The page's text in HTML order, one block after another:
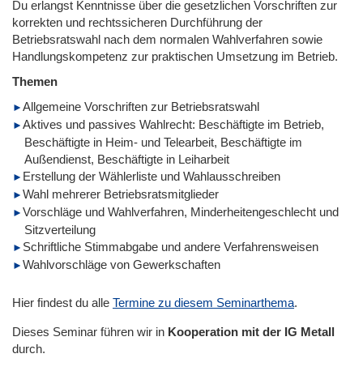
Du erlangst Kenntnisse über die gesetzlichen Vorschriften zur
korrekten und rechtssicheren Durchführung der
Betriebsratswahl nach dem normalen Wahlverfahren sowie
Handlungskompetenz zur praktischen Umsetzung im Betrieb.
Themen
Allgemeine Vorschriften zur Betriebsratswahl
Aktives und passives Wahlrecht: Beschäftigte im Betrieb,
Beschäftigte in Heim- und Telearbeit, Beschäftigte im
Außendienst, Beschäftigte in Leiharbeit
Erstellung der Wählerliste und Wahlausschreiben
Wahl mehrerer Betriebsratsmitglieder
Vorschläge und Wahlverfahren, Minderheitengeschlecht und
Sitzverteilung
Schriftliche Stimmabgabe und andere Verfahrensweisen
Wahlvorschläge von Gewerkschaften
Hier findest du alle Termine zu diesem Seminarthema.
Dieses Seminar führen wir in Kooperation mit der IG Metall
durch.